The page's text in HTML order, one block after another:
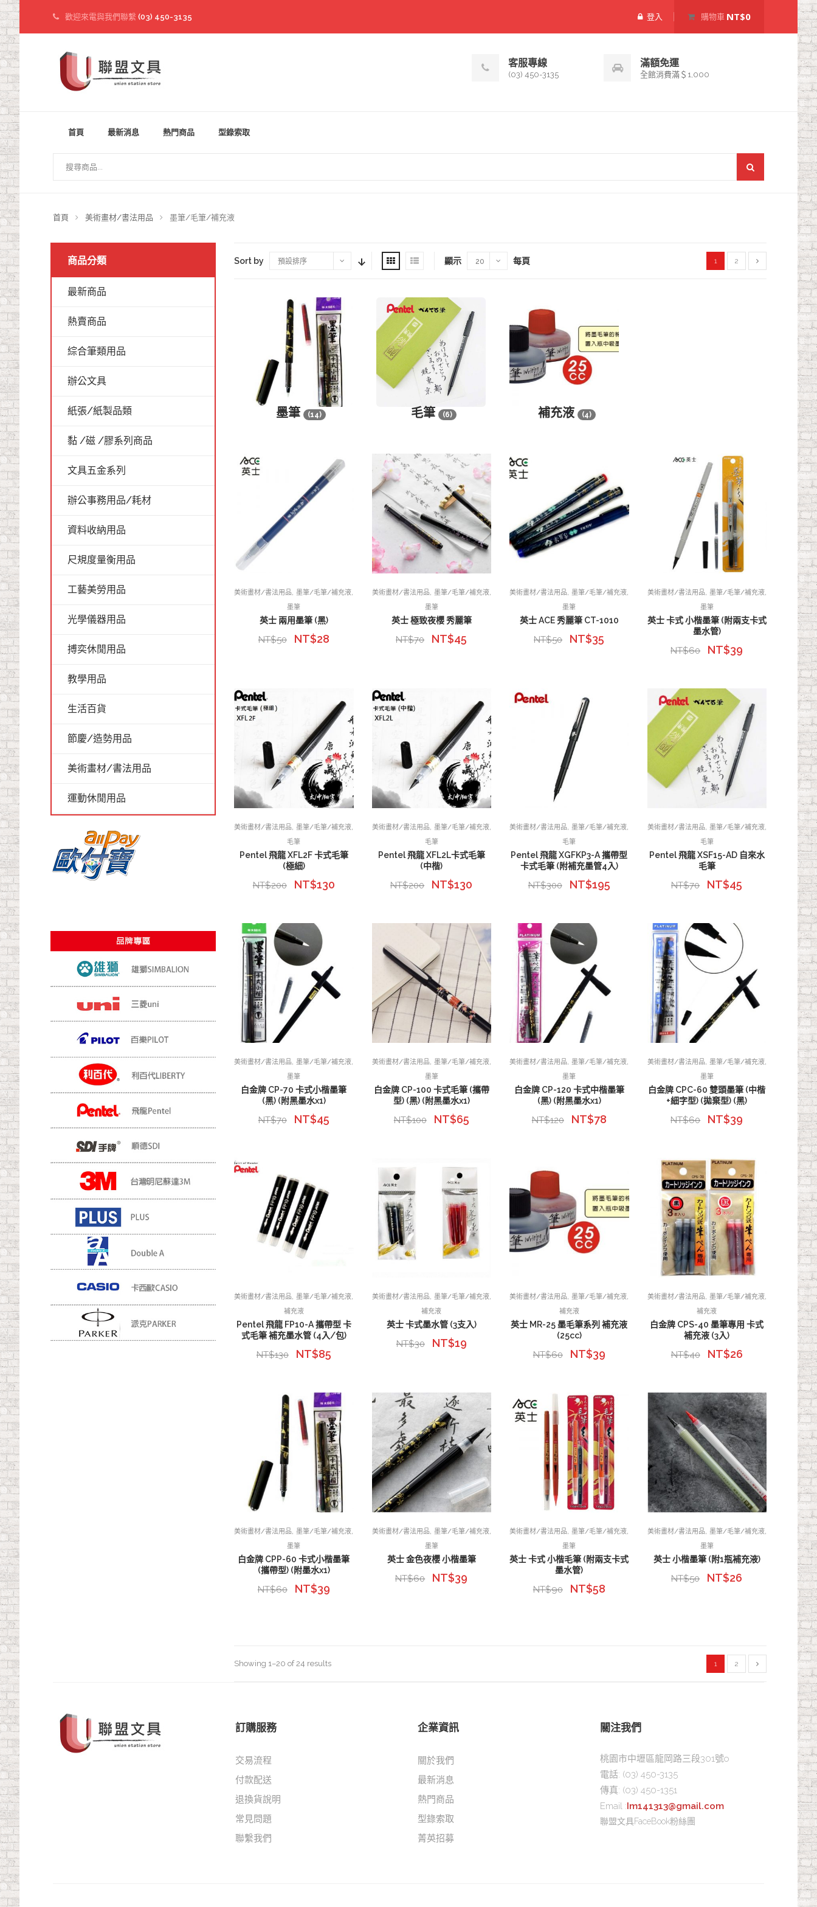
歡迎來電與我們聯繫 (03) 450-3135 登入 購物車 NT$0
客服專線
(03) 450-3135
滿額免運
全館消費滿＄1,000
首頁 最新消息 熱門商品 型錄索取
首頁 美術畫材/書法用品 墨筆/毛筆/補充液
Sort by 預設排序 顯示 20 每頁 1 2
墨筆 (14) 毛筆 (6) 補充液 (4)
美術畫材/書法用品 墨筆/毛筆/補充液
墨筆
英士 兩用墨筆 (黑)
NT$50 NT$28
美術畫材/書法用品 墨筆/毛筆/補充液,
墨筆
英士 極致夜櫻 秀麗筆
NT$70 NT$45
美術畫材/書法用品 墨筆/毛筆/補充液
墨筆
英士 ACE 秀麗筆 CT-1010
NT$50 NT$35
美術畫材/書法用品 墨筆/毛筆/補充液,
墨筆
英士 卡式 小楷墨筆 (附兩支卡式
墨水管)
NT$60 NT$39
美術畫材/書法用品 墨筆/毛筆/補充液
毛筆
Pentel 飛龍 XFL2F 卡式毛筆
(極細)
NT$200 NT$130
美術畫材/書法用品 墨筆/毛筆/補充液,
毛筆
Pentel 飛龍 XFL2L卡式毛筆
(中楷)
NT$200 NT$130
美術畫材/書法用品 墨筆/毛筆/補充液
毛筆
Pentel 飛龍 XGFKP3-A 攜帶型
卡式毛筆 (附補充墨管4入)
NT$300 NT$195
美術畫材/書法用品 墨筆/毛筆/補充液,
毛筆
Pentel 飛龍 XSF15-AD 自來水
毛筆
NT$70 NT$45
美術畫材/書法用品 墨筆/毛筆/補充液
墨筆
白金牌 CP-70 卡式小楷墨筆
(黑) (附黑墨水x1)
NT$70 NT$45
美術畫材/書法用品 墨筆/毛筆/補充液,
墨筆
白金牌 CP-100 卡式毛筆 (攜帶
型) (黑) (附黑墨水x1)
NT$100 NT$65
美術畫材/書法用品 墨筆/毛筆/補充液
墨筆
白金牌 CP-120 卡式中楷墨筆
(黑) (附黑墨水x1)
NT$120 NT$78
美術畫材/書法用品 墨筆/毛筆/補充液,
墨筆
白金牌 CPC-60 雙頭墨筆 (中楷
+細字型) (拋棄型) (黑)
NT$60 NT$39
美術畫材/書法用品 墨筆/毛筆/補充液
補充液
Pentel 飛龍 FP10-A 攜帶型 卡
式毛筆 補充墨水管 (4入/包)
NT$130 NT$85
美術畫材/書法用品 墨筆/毛筆/補充液,
補充液
英士 卡式墨水管 (3支入)
NT$30 NT$19
美術畫材/書法用品 墨筆/毛筆/補充液
補充液
英士 MR-25 墨毛筆系列 補充液
(25cc)
NT$60 NT$39
美術畫材/書法用品 墨筆/毛筆/補充液,
補充液
白金牌 CPS-40 墨筆專用 卡式
補充液 (3入)
NT$40 NT$26
美術畫材/書法用品 墨筆/毛筆/補充液
墨筆
白金牌 CPP-60 卡式小楷墨筆
(攜帶型) (附墨水x1)
NT$60 NT$39
美術畫材/書法用品 墨筆/毛筆/補充液,
墨筆
英士 金色夜櫻 小楷墨筆
NT$60 NT$39
美術畫材/書法用品 墨筆/毛筆/補充液
墨筆
英士 卡式 小楷毛筆 (附兩支卡式
墨水管)
NT$90 NT$58
美術畫材/書法用品 墨筆/毛筆/補充液,
墨筆
英士 小楷墨筆 (附1瓶補充液)
NT$50 NT$26
Showing 1–20 of 24 results 1 2
商品分類
最新商品
熱賣商品
綜合筆類用品
辦公文具
紙張/紙製品類
黏 /磁 /膠系列商品
文具五金系列
辦公事務用品/耗材
資料收納用品
尺規度量衡用品
工藝美勞用品
光學儀器用品
搏奕休閒用品
教學用品
生活百貨
節慶/造勢用品
美術畫材/書法用品
運動休閒用品
訂購服務
交易流程
付款配送
退換貨說明
常見問題
聯繫我們
企業資訊
關於我們
最新消息
熱門商品
型錄索取
菁英招募
關注我們
桃園市中壢區龍岡路三段301號o
電話: (03) 450-3135
傳真: (03) 450-1351
Email :Im141313@gmail.com
聯盟文具FaceBook粉絲團